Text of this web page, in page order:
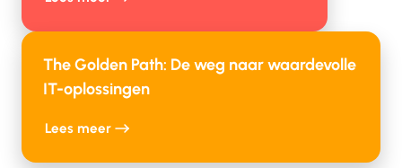
The Golden Path: De weg naar waardevolle
IT-oplossingen
Lees meer